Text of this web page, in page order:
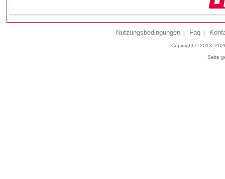
Nutzungsbedingungen | Faq |
Copyright © 2013 -
Seite